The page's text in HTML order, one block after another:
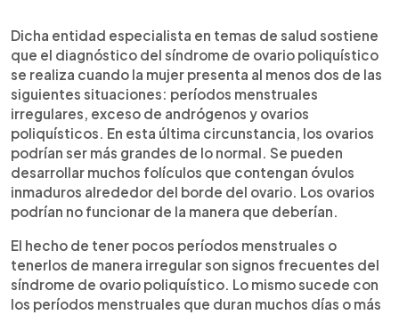
Dicha entidad especialista en temas de salud sostiene
que el diagnóstico del síndrome de ovario poliquístico
se realiza cuando la mujer presenta al menos dos de las
siguientes situaciones: períodos menstruales
irregulares, exceso de andrógenos y ovarios
poliquísticos. En esta última circunstancia, los ovarios
podrían ser más grandes de lo normal. Se pueden
desarrollar muchos folículos que contengan óvulos
inmaduros alrededor del borde del ovario. Los ovarios
podrían no funcionar de la manera que deberían.
El hecho de tener pocos períodos menstruales o
tenerlos de manera irregular son signos frecuentes del
síndrome de ovario poliquístico. Lo mismo sucede con
los períodos menstruales que duran muchos días o más